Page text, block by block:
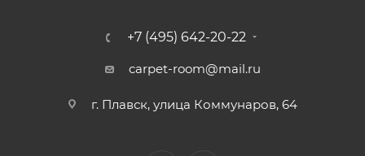
+7 (495) 642-20-22
carpet-room@mail.ru
г. Плавск, улица Коммунаров, 64